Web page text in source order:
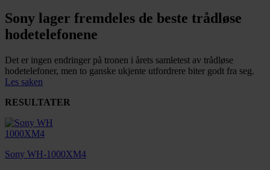
Sony lager fremdeles de beste trådløse
hodetelefonene
Det er ingen endringer på tronen i årets samletest av trådløse
hodetelefoner, men to ganske ukjente utfordrere biter godt fra seg.
Les saken
RESULTATER
Sony WH-1000XM4